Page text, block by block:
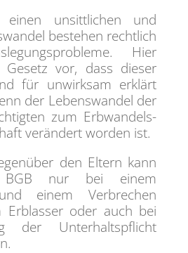
unsittlichen und
bestehen rechtlich
Hier
vor, dass dieser
für unwirksam erklärt
der Lebenswandel der
zum Erbwandels-
verändert worden ist.
den Eltern kann
nur bei einem
einem Verbrechen
Erblasser oder auch bei
der Unterhaltspflicht